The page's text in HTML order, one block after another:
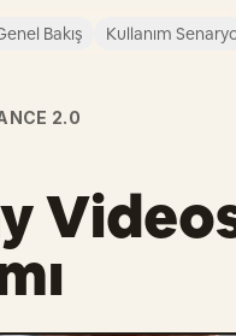
Bakış Kullanım
2.0